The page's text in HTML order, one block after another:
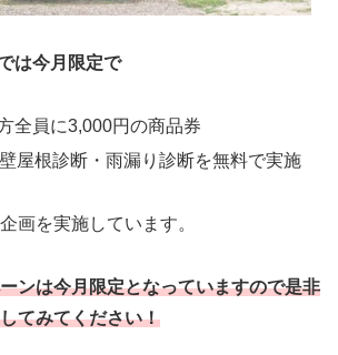
は今月限定で
全員に3,000円の商品券
屋根診断・雨漏り診断を無料で実施
画を実施しています。
ンは今月限定となっていますので是非
てみてください！